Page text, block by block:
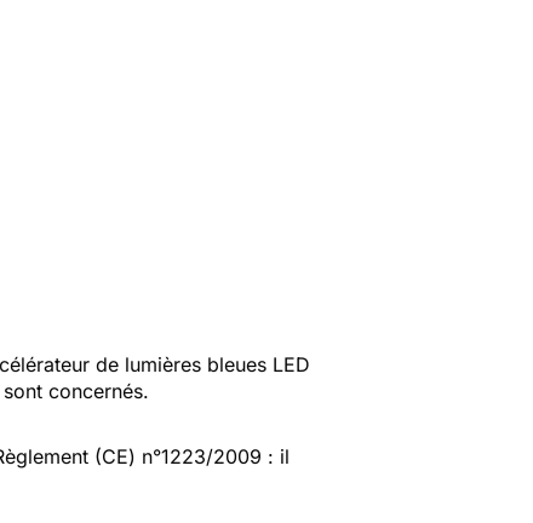
de lumières bleues LED
concernés.
(CE) n°1223/2009 : il